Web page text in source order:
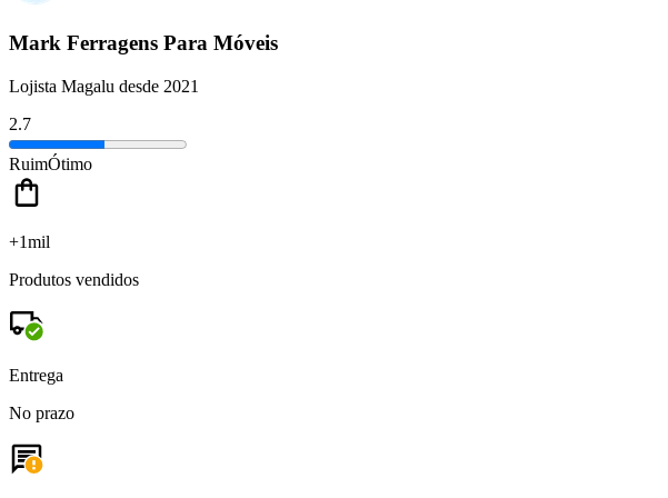
Mark Ferragens Para Móveis
Lojista Magalu desde 2021
2.7
RuimÓtimo
+1mil
Produtos vendidos
Entrega
No prazo